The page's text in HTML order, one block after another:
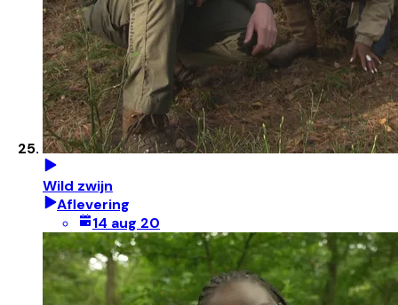
Wild zwijn
Aflevering
14 aug 20